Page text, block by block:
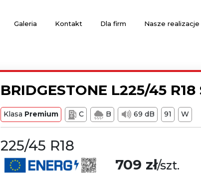
Galeria Kontakt Dla firm Nasze realizacje
BRIDGESTONE L225/45
Klasa Premium C B 69 dB 91 W
225/45 R18
709 zł/szt.